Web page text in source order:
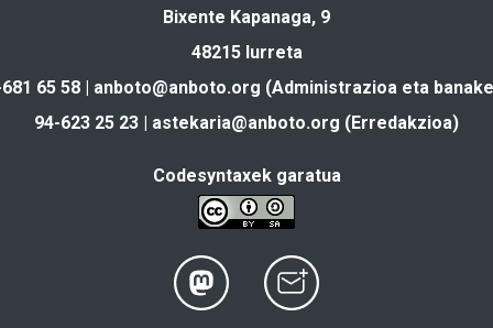
Bixente Kapanaga, 9
48215 Iurreta
65 58 | anboto@anboto.org (Administrazioa eta
94-623 25 23 | astekaria@anboto.org (Erredakzioa)
Codesyntaxek garatua